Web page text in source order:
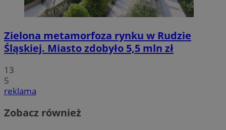
Zielona metamorfoza rynku w Rudzie
Śląskiej. Miasto zdobyło 5,5 mln zł
13
5
reklama
Zobacz również